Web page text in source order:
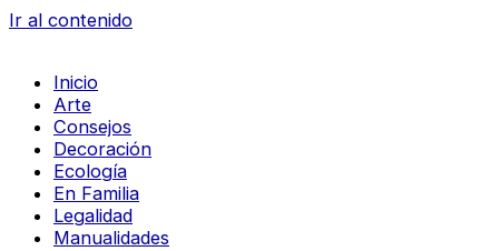
Ir al contenido
Inicio
Arte
Consejos
Decoración
Ecología
En Familia
Legalidad
Manualidades